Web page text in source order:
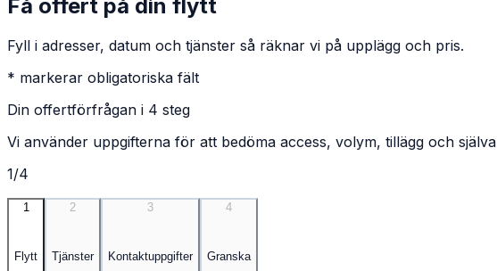
Få offert på din flytt
Fyll i adresser, datum och tjänster så räknar vi på upplägg och pris.
* markerar obligatoriska fält
Din offertförfrågan i 4 steg
Vi använder uppgifterna för att bedöma access, volym, tillägg och
1/4
1
Flytt
2
Tjänster
3
Kontaktuppgifter
4
Granska